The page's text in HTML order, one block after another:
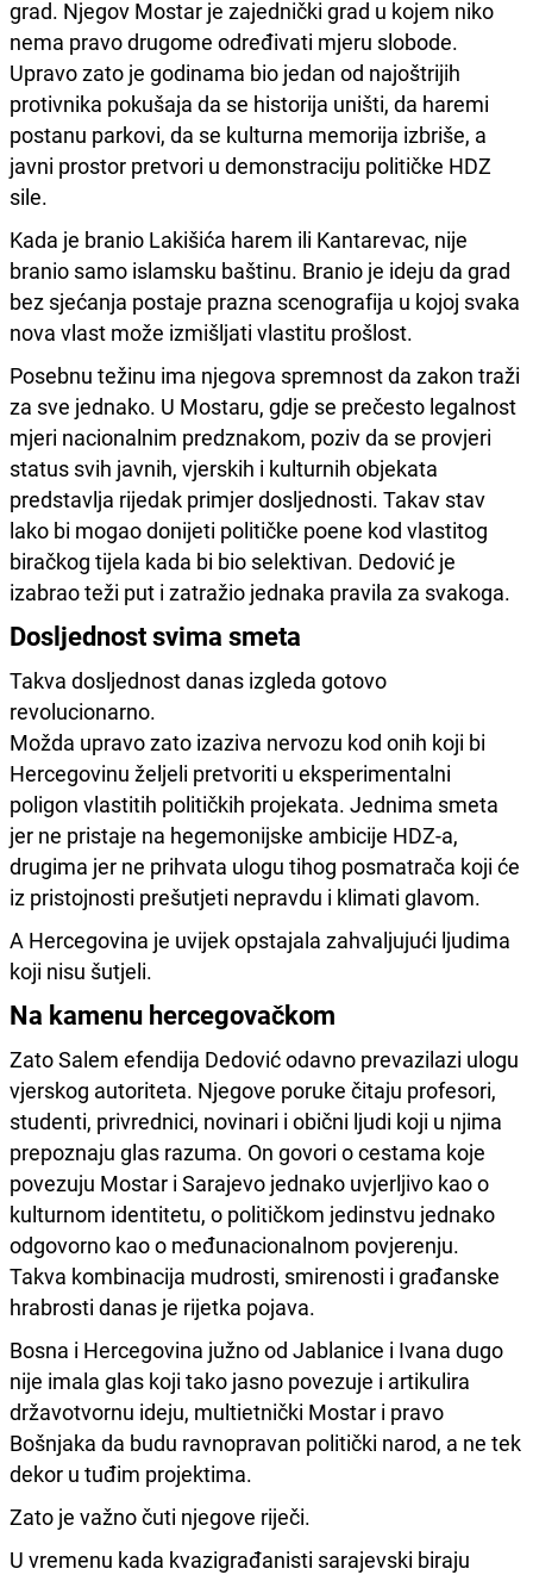
grad. Njegov Mostar je zajednički grad u kojem niko
nema pravo drugome određivati mjeru slobode.
Upravo zato je godinama bio jedan od najoštrijih
protivnika pokušaja da se historija uništi, da haremi
postanu parkovi, da se kulturna memorija izbriše, a
javni prostor pretvori u demonstraciju političke HDZ
sile.
Kada je branio Lakišića harem ili Kantarevac, nije
branio samo islamsku baštinu. Branio je ideju da grad
bez sjećanja postaje prazna scenografija u kojoj svaka
nova vlast može izmišljati vlastitu prošlost.
Posebnu težinu ima njegova spremnost da zakon traži
za sve jednako. U Mostaru, gdje se prečesto legalnost
mjeri nacionalnim predznakom, poziv da se provjeri
status svih javnih, vjerskih i kulturnih objekata
predstavlja rijedak primjer dosljednosti. Takav stav
lako bi mogao donijeti političke poene kod vlastitog
biračkog tijela kada bi bio selektivan. Dedović je
izabrao teži put i zatražio jednaka pravila za svakoga.
Dosljednost svima smeta
Takva dosljednost danas izgleda gotovo
revolucionarno.
Možda upravo zato izaziva nervozu kod onih koji bi
Hercegovinu željeli pretvoriti u eksperimentalni
poligon vlastitih političkih projekata. Jednima smeta
jer ne pristaje na hegemonijske ambicije HDZ-a,
drugima jer ne prihvata ulogu tihog posmatrača koji će
iz pristojnosti prešutjeti nepravdu i klimati glavom.
A Hercegovina je uvijek opstajala zahvaljujući ljudima
koji nisu šutjeli.
Na kamenu hercegovačkom
Zato Salem efendija Dedović odavno prevazilazi ulogu
vjerskog autoriteta. Njegove poruke čitaju profesori,
studenti, privrednici, novinari i obični ljudi koji u njima
prepoznaju glas razuma. On govori o cestama koje
povezuju Mostar i Sarajevo jednako uvjerljivo kao o
kulturnom identitetu, o političkom jedinstvu jednako
odgovorno kao o međunacionalnom povjerenju.
Takva kombinacija mudrosti, smirenosti i građanske
hrabrosti danas je rijetka pojava.
Bosna i Hercegovina južno od Jablanice i Ivana dugo
nije imala glas koji tako jasno povezuje i artikulira
državotvornu ideju, multietnički Mostar i pravo
Bošnjaka da budu ravnopravan politički narod, a ne tek
dekor u tuđim projektima.
Zato je važno čuti njegove riječi.
U vremenu kada kvazigrađanisti sarajevski biraju